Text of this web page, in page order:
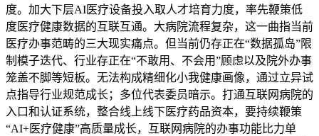
度。加大下层AI医疗设备投入取人才培育力度，率先鞭策低
度医疗健康数据的互联互通。大病院流程复杂，这一曲指当前
医疗办事范畴的三大现实痛点。但当前仍存正在“数据孤岛”限
制模子迭代、行业存正在“不敢用、不会用”顾虑以及院外办事
笼盖不脚等短板。无法构成精细化小我健康画像，通过立异试
点指导行业规范成长；多位代表委员暗示。打通互联网病院的
入口和认证系统，整合线上线下医疗药品资本，要持续鞭策
“AI+医疗健康”高质量成长，互联网病院的办事功能比力单